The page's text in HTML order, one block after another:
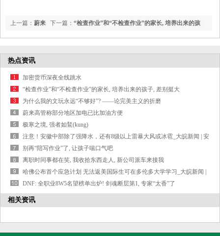
下一篇： “检查作业”和“不检查作业”的家长, 培养出来的孩
子, 差别挺大
上一篇： 蔚来
高管称部分地区加电已比加油方便
热点资讯
加密货币深夜全线跳水
“检查作业”和“不检查作业”的家长, 培养出来的孩子, 差别挺大
为什么我的文玩永远“不够好”? ——论完美主义的折磨
蔚来高管称部分地区加电已比加油方便
极寒之境, 强者如鵟(kung)
注意！ 安徽中部除了强降水，还有8级以上雷暴大风或冰雹_大皖新闻 | 安
徽网
别再“陪写作业”了, 让孩子喘口气吧
离职时同事都在笑, 我收拾东西走人, 新公司派车来接我
哈佛公布首个应急计划 无法返美国际生可在多伦多大学学习_大皖新闻 |
安徽网
DNF: 全职业8W5名望榜单出炉! 剑魂断层第1, 专家“太香”了
相关资讯